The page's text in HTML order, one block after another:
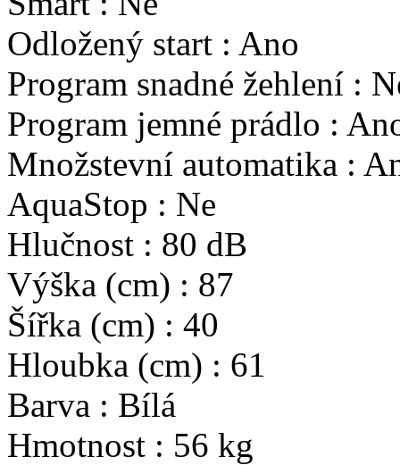
Odložený start : Ano
Program snadné žehlení :
Program jemné prádlo :
Množstevní automatika :
AquaStop : Ne
Hlučnost : 80 dB
Výška (cm) : 87
Šířka (cm) : 40
Hloubka (cm) : 61
Barva : Bílá
Hmotnost : 56 kg